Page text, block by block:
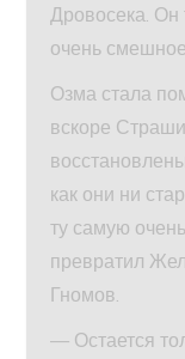
Дровосека. Он
очень смешное.
Озма стала
вскоре
как они ни
ту самую
превратил
Гномов.
— Остается